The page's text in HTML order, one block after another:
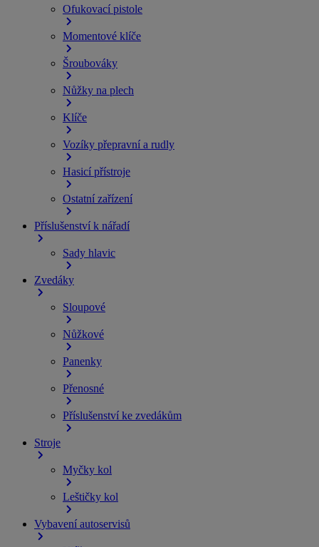
Ofukovací pistole
Momentové klíče
Šroubováky
Nůžky na plech
Klíče
Vozíky přepravní a rudly
Hasicí přístroje
Ostatní zařízení
Příslušenství k nářadí
Sady hlavic
Zvedáky
Sloupové
Nůžkové
Panenky
Přenosné
Příslušenství ke zvedákům
Stroje
Myčky kol
Leštičky kol
Vybavení autoservisů